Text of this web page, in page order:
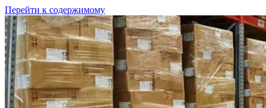
Перейти к содержимому